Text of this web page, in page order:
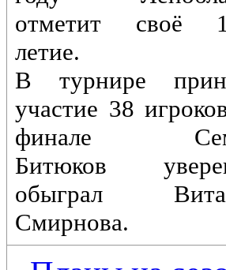
отметит своё
летие.
В турнире
участие 38
финале
Битюков
обыграл
Смирнова.